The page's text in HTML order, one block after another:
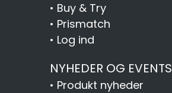
• Buy & Try
• Prismatch
• Log ind
NYHEDER OG EVENTS
• Produkt nyheder